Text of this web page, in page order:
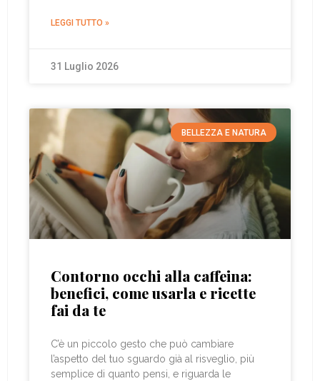
LEGGI TUTTO »
31 Luglio 2026
BELLEZZA E NATURA
Contorno occhi alla caffeina:
benefici, come usarla e ricette
fai da te
C’è un piccolo gesto che può cambiare
l’aspetto del tuo sguardo già al risveglio, più
semplice di quanto pensi, e riguarda le